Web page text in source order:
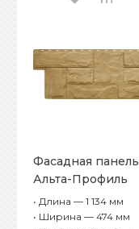
Фасадная панель
Альта-Профиль
Гранит Уральский
• Длина — 1 134 мм
• Ширина — 474 мм